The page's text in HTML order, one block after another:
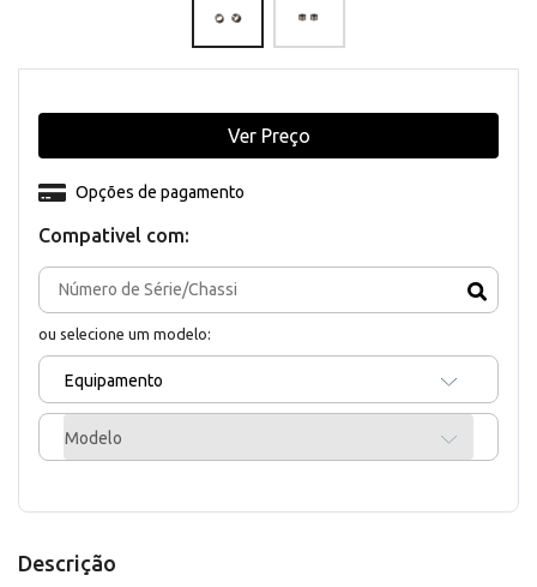
Compativel com:
ou selecione um modelo:
Equipamento
Modelo
Opções de pagamento
Ver Preço
Descrição